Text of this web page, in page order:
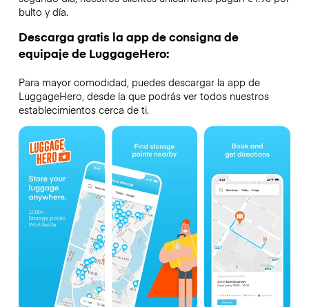
bulto y día.
Descarga gratis la app de consigna de
equipaje de LuggageHero:
Para mayor comodidad, puedes descargar la app de
LuggageHero, desde la que podrás ver todos nuestros
establecimientos cerca de ti.